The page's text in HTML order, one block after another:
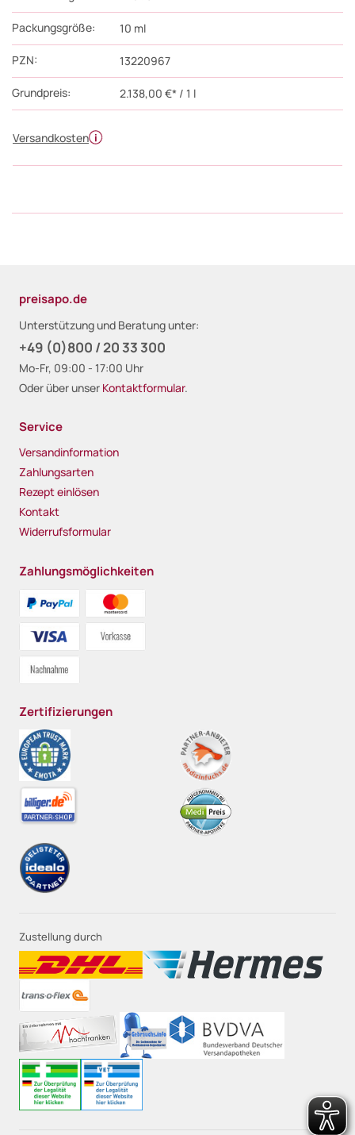
Versandkosten
Packungsgröße: 10 ml
PZN: 13220967
Grundpreis: 2.138,00 €* / 1 l
preisapo.de
Unterstützung und Beratung unter:
+49 (0)800 / 20 33 300
Mo-Fr, 09:00 - 17:00 Uhr
Oder über unser Kontaktformular.
Service
Versandinformation
Zahlungsarten
Rezept einlösen
Kontakt
Widerrufsformular
Zahlungsmöglichkeiten
Zertifizierungen
Zustellung durch